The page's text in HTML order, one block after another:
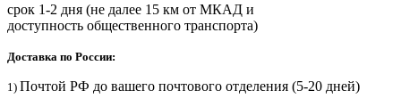
срок 1-2 дня (не далее 15 км от МКАД и
доступность общественного транспорта)
Доставка по России:
1) Почтой РФ до вашего почтового отделения (5-20 дней)